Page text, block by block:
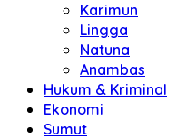
Karimun
Lingga
Natuna
Anambas
Hukum & Kriminal
Ekonomi
Sumut